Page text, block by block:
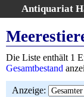
Antiquariat
Home
Gesamtbestand
Kategorien
Die Liste enthält 1
Gesamtbestand
Anzeige: